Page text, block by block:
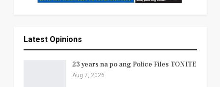
Latest Opinions
23 years na po ang Police Files TONITE
Aug 7, 2026